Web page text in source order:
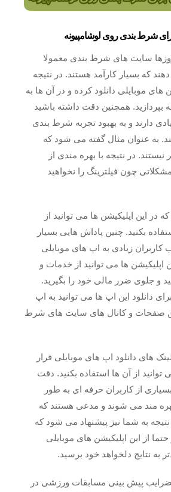
شرط بندی روی لوشامپیونه
سایت های شرط بندی معمولا
که بسیار کارآمد هستند. در نتیجه
های موبایلی دانلود کرده و در آن ها به
همچنین دقت داشته باشید
دارند و به بهبود تجربه شرط بندی
به عنوان مثال گفته می شود که
نیستند. در نتیجه با بهره مندی از
مشکلاتی چون فیلترینگ را نخواهید
در این اپلیکیشن ها می توانید از
بکنید. چنین پاداش هایی بسیار
زیادی به اپ های موبایلی
اپلیکیشن ها می توانید از خدمات و
و جلوی ضرر مالی خود را بگیرید.
دانلود این اپ ها می توانید به اپ
صفحات و کانال های سایت های شرط
های دانلود اپ های موبایلی قرار
از آن ها استفاده بکنید. دقت
از کاربران حرفه ای به طور
بهره مند می شوند و مدعی هستند که
به شما نیز پیشنهاد می شود که
از این اپلیکیشن های موبایلی
به نتایج دلخواهد خود برسید.
پیش بینی مسابقات ورزشی در